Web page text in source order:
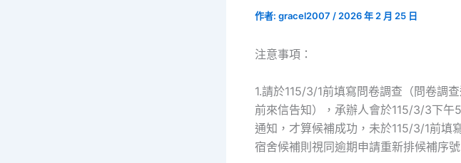
作者: gracel2007 / 2026 年 2 月 25 日
注意事項：
1.請於115/3/1前填寫問卷調查（問卷調
前來信告知），承辦人會於115/3/3下
通知，才算候補成功，未於115/3/1前填
宿舍候補則視同逾期申請重新排候補序號